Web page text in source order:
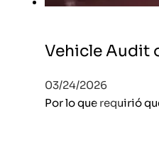
Vehicle Audit
03/24/2026
Por lo que requirió